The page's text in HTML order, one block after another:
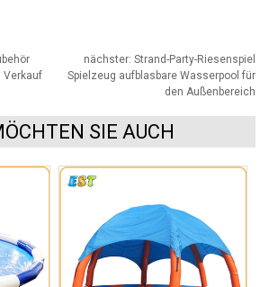
Verkauf
nächster: Strand-Party-Riesenspiel
Spielzeug aufblasbare Wasserpool für
den Außenbereich
SIE AUCH